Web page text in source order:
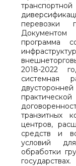
перевозки
программа
2018-2022
системная
транзитных
центров,
средств и
условий
обработки